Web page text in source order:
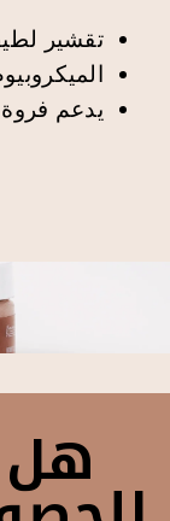
تقشير
يدعم
هل